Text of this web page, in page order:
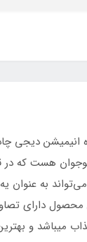
نوار ابریشم
انیمیشن دیجی
هست که در
به عنوان
محصول دارای
میباشد و